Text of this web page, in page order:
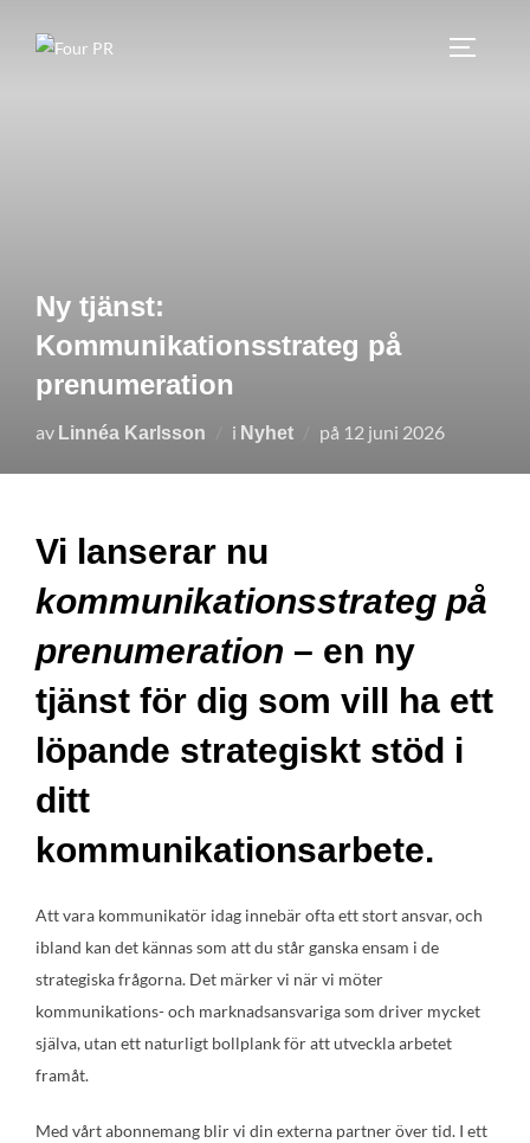
Ny tjänst:
Kommunikationsstrateg på
prenumeration
av Linnéa Karlsson i Nyhet på Publicerat
12 juni 2026
Vi lanserar nu
kommunikationsstrateg på
prenumeration – en ny
tjänst för dig som vill ha ett
löpande strategiskt stöd i
ditt
kommunikationsarbete.
Att vara kommunikatör idag innebär ofta ett stort ansvar, och
ibland kan det kännas som att du står ganska ensam i de
strategiska frågorna. Det märker vi när vi möter
kommunikations- och marknadsansvariga som driver mycket
själva, utan ett naturligt bollplank för att utveckla arbetet
framåt.
Med vårt abonnemang blir vi din externa partner över tid. I ett